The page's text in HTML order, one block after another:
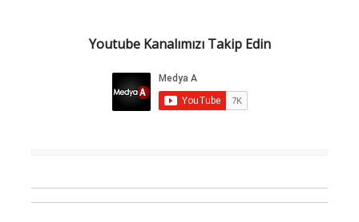
Youtube Kanalımızı Takip Edin